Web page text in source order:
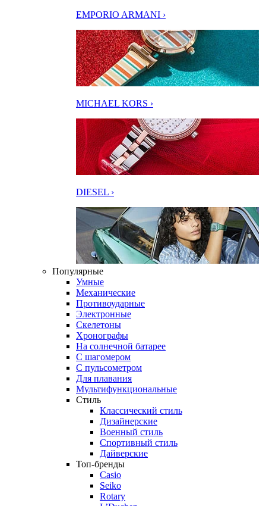
EMPORIO ARMANI ›
MICHAEL KORS ›
DIESEL ›
Популярные
Умные
Механические
Противоударные
Электронные
Скелетоны
Хронографы
На солнечной батарее
С шагомером
С пульсометром
Для плавания
Мультифункциональные
Стиль
Классический стиль
Дизайнерские
Военный стиль
Спортивный стиль
Дайверские
Топ-бренды
Casio
Seiko
Rotary